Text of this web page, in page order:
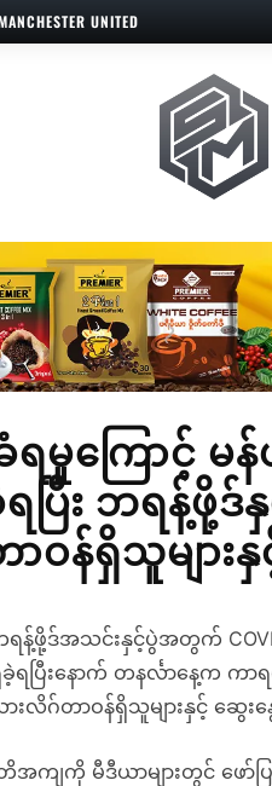
UNITED
မှုကြောင့်
ပြီး ဘရန့်ဖို့
ဝန်ရှိသူများနှ
ဖို့ဒ်အသင်းနှင့်ပွဲအတွက်
ခဲ့ရပြီးနောက် တနင်္လာနေ့က
လိဂ်တာဝန်ရှိသူများနှင့် ဆွေး
ျကို မီဒီယာများတွင် ဖော်ပ